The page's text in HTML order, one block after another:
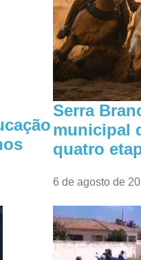
Serra
municipal
quatro
6 de agosto de